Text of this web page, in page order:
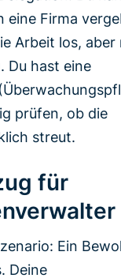
eine Firma
Arbeit los, aber
Du hast eine
prüfen, ob die
streut.
für
Ein
Deine